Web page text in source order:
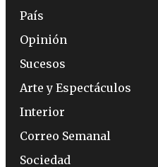
País
Opinión
Sucesos
Arte y Espectáculos
Interior
Correo Semanal
Sociedad